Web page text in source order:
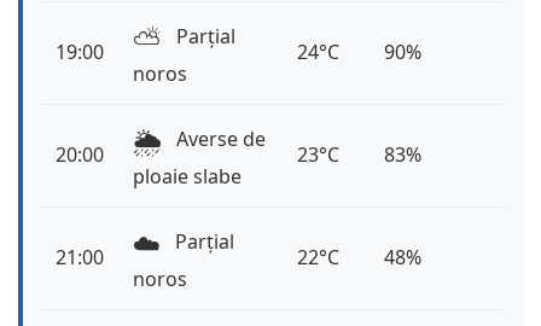
19:00 ⛅️
Parțial
noros
24°C 90%
20:00 🌦️ Averse de
ploaie slabe
23°C 83%
21:00 ☁️
Parțial
noros
22°C 48%